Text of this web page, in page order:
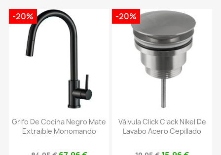
Grifo De Cocina Negro Mate
Extraible Monomando
-20%
Válvula Click Clack Nikel De
Lavabo Acero Cepillado
-20%